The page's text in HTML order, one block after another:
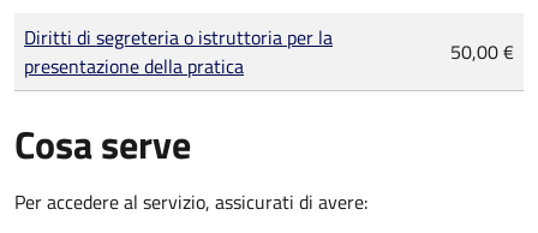
Tipo di pagamento
Importo
Diritti di segreteria o istruttoria per la
presentazione della pratica
50,00 €
Cosa serve
Per accedere al servizio, assicurati di avere: